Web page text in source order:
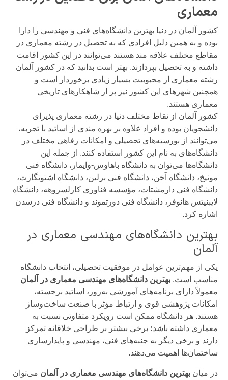
معماری
کشور آلمان در دنیا بهترین دانشگاه‌های فنی و مهندسی را دارا
بوده و به همین دلیل افرادی که به تحصیل در رشته معماری در
مقاطع مختلف علاقه مند هستند می‌توانند در این کشور اقامت
داشته و به تحصیل بپردازند. بهتر است بدانید که در کشور آلمان
رشته معماری از محبوبیت بسیار زیادی برخوردار است و
همچنین شهرهای این کشور نیز پر از شاهکارهای تاریخی
معماری هستند.
کشور آلمان از نقاط مختلف دنیا در رشته معماری پذیرای
دانشجویان بوده و افراد علاوه بر بهره مندی از اساتید با تجربه،
می‌توانند از بورسیه‌های تحصیلی و امکانات رفاهی مختلف در
دانشگاه‌های به نام این کشور استفاده کنند. از جمله این
دانشگاه‌ها می‌توان به دانشگاه باهاوس-وایمار، دانشگاه فنی
مونیخ، دانشگاه آخن، دانشگاه فنی برلین، دانشگاه اشتوتگارت،
دانشگاه فنی دارمشتات، مؤسسه فناوری کارلسروهه، دانشگاه
لایبنیتس هانوفر، دانشگاه فنی دورتموند و دانشگاه فنی درسدن
اشاره کرد.
بهترین دانشگاه‌های مهندسی معماری در
آلمان
یکی از مهم‌ترین عوامل در موفقیت تحصیلی، انتخاب دانشگاه
مناسب است.بهترین دانشگاه‌های مهندسی معماری در آلمان
معمولاً دارای برنامه‌های آموزشی به‌روز، اساتید برجسته،
امکانات پژوهشی قوی و ارتباط مؤثر با صنعت ساخت‌وساز
هستند. هر دانشگاه ممکن است رویکرد متفاوتی نسبت به
معماری داشته باشد؛ برخی بیشتر بر طراحی خلاقانه تمرکز
دارند و برخی دیگر به جنبه‌های فنی، مهندسی و پایدارسازی
ساختمان‌ها اهمیت می‌دهند.
در میانبهترین دانشگاه‌های مهندسی معماری در آلمانمی‌توان